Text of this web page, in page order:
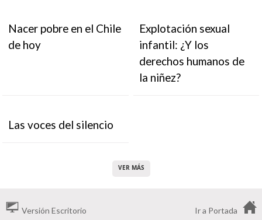
Nacer pobre en el Chile
de hoy
Explotación sexual
infantil: ¿Y los
derechos humanos de
la niñez?
Las voces del silencio
VER MÁS
Versión Escritorio Ir a Portada